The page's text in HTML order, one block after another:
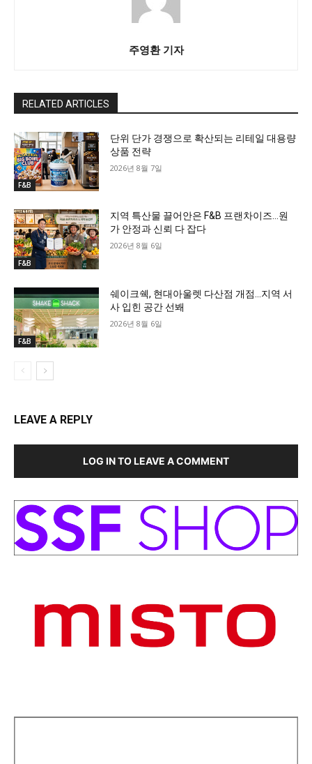
주영환 기자
RELATED ARTICLES
F&B
단위 단가 경쟁으로 확산되는 리테일 대용량
상품 전략
2026년 8월 7일
F&B
지역 특산물 끌어안은 F&B 프랜차이즈…원
가 안정과 신뢰 다 잡다
2026년 8월 6일
F&B
쉐이크쉑, 현대아울렛 다산점 개점…지역 서
사 입힌 공간 선봬
2026년 8월 6일
LEAVE A REPLY
LOG IN TO LEAVE A COMMENT